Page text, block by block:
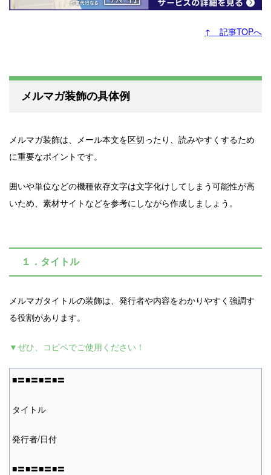
↑ 記事TOPへ
メルマガ装飾の具体例
メルマガ装飾は、メール本文を区切ったり、読みやすくするため
に重要なポイントです。
囲いや単位などの機種依存文字は文字化けしてしまう可能性が高
いため、素材サイトなどを参考にしながら作成しましょう。
１．タイトル
メルマガタイトルの装飾は、発行者や内容をわかりやすく強調す
る役割があります。
▼ぜひ、コピペでご使用ください！
■〓■〓■〓■〓
タイトル
発行者/日付
■〓■〓■〓■〓